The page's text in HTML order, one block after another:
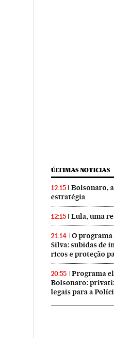
ÚLTIMAS NOTICIAS
12:15
Bolsonaro,
estratégia
12:15 Lula, uma
21:14
O
Silva: subidas de
ricos e proteção
20:55
Programa
Bolsonaro:
legais para a